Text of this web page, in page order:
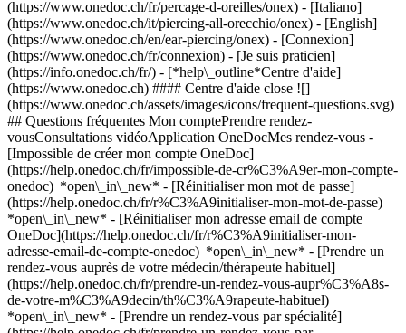
(https://www.onedoc.ch/fr/percage-d-oreilles/onex) - [Italiano]
(https://www.onedoc.ch/it/piercing-all-orecchio/onex) - [English]
(https://www.onedoc.ch/en/ear-piercing/onex) - [Connexion]
(https://www.onedoc.ch/fr/connexion) - [Je suis praticien]
(https://info.onedoc.ch/fr/) - [*help\_outline*Centre d'aide]
(https://www.onedoc.ch) #### Centre d'aide close ![]
(https://www.onedoc.ch/assets/images/icons/frequent-questions.svg)
## Questions fréquentes Mon comptePrendre rendez-
vousConsultations vidéoApplication OneDocMes rendez-vous -
[Impossible de créer mon compte OneDoc]
(https://help.onedoc.ch/fr/impossible-de-cr%C3%A9er-mon-compte-
onedoc) *open\_in\_new* - [Réinitialiser mon mot de passe]
(https://help.onedoc.ch/fr/r%C3%A9initialiser-mon-mot-de-passe)
*open\_in\_new* - [Réinitialiser mon adresse email de compte
OneDoc](https://help.onedoc.ch/fr/r%C3%A9initialiser-mon-
adresse-email-de-compte-onedoc) *open\_in\_new* - [Prendre un
rendez-vous auprès de votre médecin/thérapeute habituel]
(https://help.onedoc.ch/fr/prendre-un-rendez-vous-aupr%C3%A8s-
de-votre-m%C3%A9decin/th%C3%A9rapeute-habituel)
*open\_in\_new* - [Prendre un rendez-vous par spécialité]